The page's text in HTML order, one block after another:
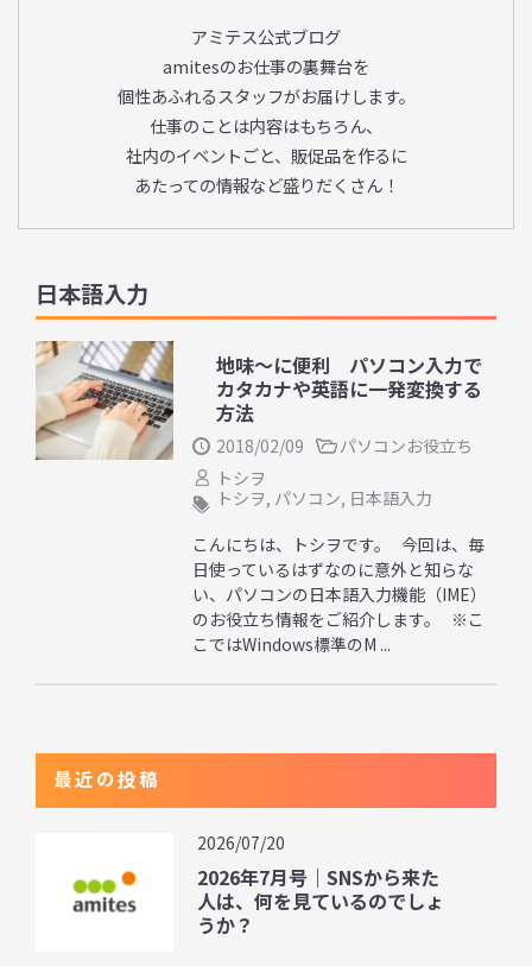
アミテス公式ブログ
amitesのお仕事の裏舞台を
個性あふれるスタッフがお届けします。
仕事のことは内容はもちろん、
社内のイベントごと、販促品を作るに
あたっての情報など盛りだくさん！
日本語入力
地味～に便利 パソコン入力で
カタカナや英語に一発変換する
方法
2018/02/09
パソコンお役立ち
トシヲ
トシヲ, パソコン, 日本語入力
こんにちは、トシヲです。 今回は、毎
日使っているはずなのに意外と知らな
い、パソコンの日本語入力機能（IME）
のお役立ち情報をご紹介します。 ※こ
こではWindows標準のM ...
最近の投稿
2026/07/20
2026年7月号｜SNSから来た
人は、何を見ているのでしょ
うか？